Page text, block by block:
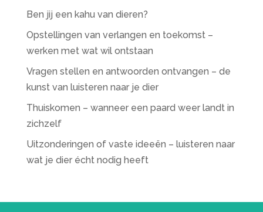
Ben jij een kahu van dieren?
Opstellingen van verlangen en toekomst –
werken met wat wil ontstaan
Vragen stellen en antwoorden ontvangen – de
kunst van luisteren naar je dier
Thuiskomen – wanneer een paard weer landt in
zichzelf
Uitzonderingen of vaste ideeën – luisteren naar
wat je dier écht nodig heeft